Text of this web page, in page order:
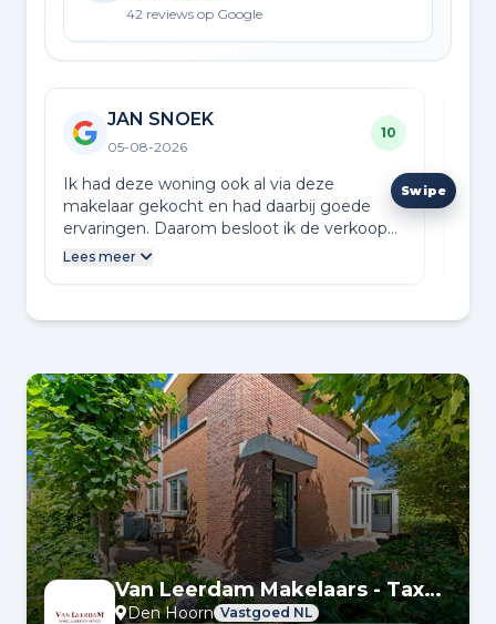
42 reviews op Google
JAN SNOEK
05-08-2026
10
Ik had deze woning ook al via deze
makelaar gekocht en had daarbij goede
ervaringen. Daarom besloot ik de verkoop
ook weer via hen te laten lopen. Dat
contact, een groep medewerkers waarvan
om in te springen. Kortom: Van harte
aanbevolen.
Lees meer
Van Leerdam Makelaars - Taxateurs
Den Hoorn Vastgoed NL